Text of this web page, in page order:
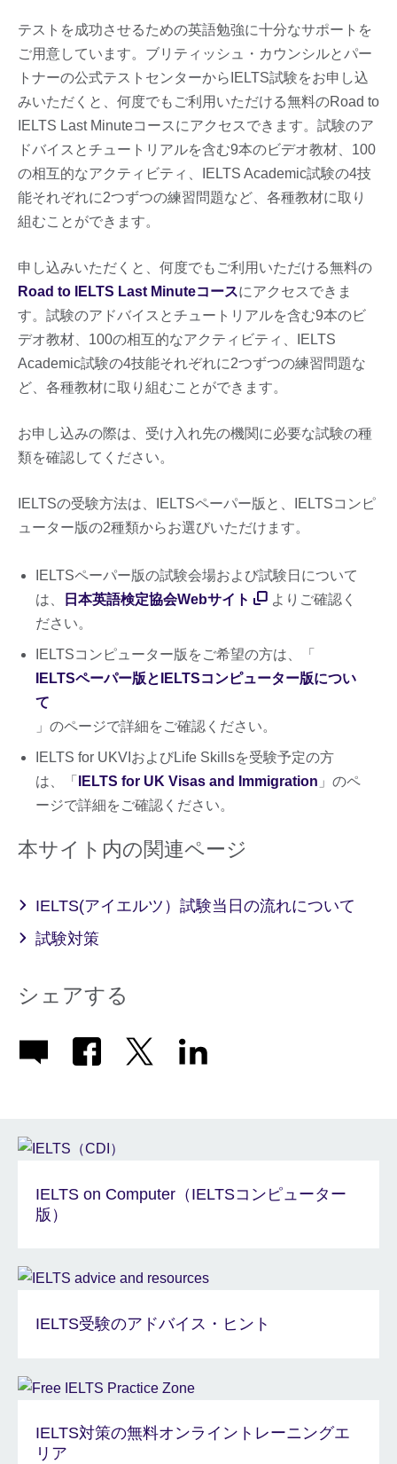
テストを成功させるための英語勉強に十分なサポートを
ご用意しています。ブリティッシュ・カウンシルとパー
トナーの公式テストセンターからIELTS試験をお申し込
みいただくと、何度でもご利用いただける無料のRoad to
IELTS Last Minuteコースにアクセスできます。試験のア
ドバイスとチュートリアルを含む9本のビデオ教材、100
の相互的なアクティビティ、IELTS Academic試験の4技
能それぞれに2つずつの練習問題など、各種教材に取り
組むことができます。
申し込みいただくと、何度でもご利用いただける無料の
Road to IELTS Last Minuteコースにアクセスできま
す。試験のアドバイスとチュートリアルを含む9本のビ
デオ教材、100の相互的なアクティビティ、IELTS
Academic試験の4技能それぞれに2つずつの練習問題な
ど、各種教材に取り組むことができます。
お申し込みの際は、受け入れ先の機関に必要な試験の種
類を確認してください。
IELTSの受験方法は、IELTSペーパー版と、IELTSコンピ
ューター版の2種類からお選びいただけます。
IELTSペーパー版の試験会場および試験日について
は、
日本英語検定協会Webサイト
よりご確認く
ださい。
IELTSコンピューター版をご希望の方は、「
IELTSペーパー版とIELTSコンピューター版につい
て
」のページで詳細をご確認ください。
IELTS for UKVIおよびLife Skillsを受験予定の方
は、「
IELTS for UK Visas and Immigration 」のペ
ージで詳細をご確認ください。
本サイト内の関連ページ
IELTS(アイエルツ）試験当日の流れについて
試験対策
シェアする
IELTS on Computer（IELTSコンピューター
版）
IELTS受験のアドバイス・ヒント
IELTS対策の無料オンライントレーニングエ
リア